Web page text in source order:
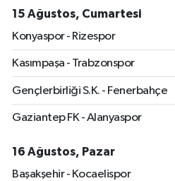
15 Ağustos, Cumartesi
Konyaspor - Rizespor
Kasımpaşa - Trabzonspor
Gençlerbirliği S.K. - Fenerbahçe
Gaziantep FK - Alanyaspor
16 Ağustos, Pazar
Başakşehir - Kocaelispor